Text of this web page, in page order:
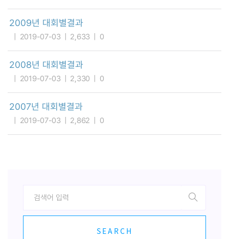
2009년 대회별결과
2019-07-03 2,633 0
2008년 대회별결과
2019-07-03 2,330 0
2007년 대회별결과
2019-07-03 2,862 0
SEARCH